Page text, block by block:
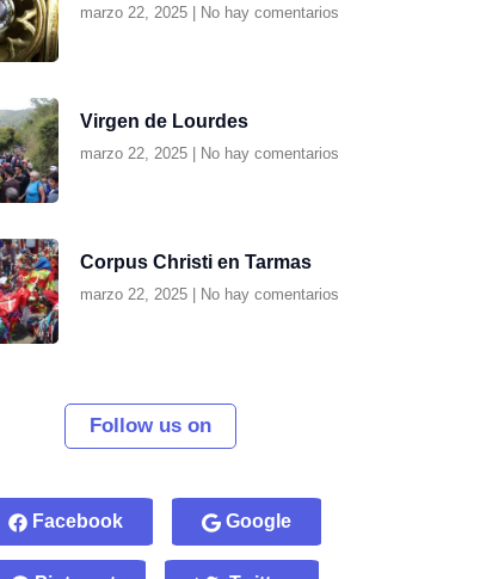
marzo 22, 2025 No hay comentarios
Virgen de Lourdes
marzo 22, 2025 No hay comentarios
Corpus Christi en Tarmas
marzo 22, 2025 No hay comentarios
Follow us on
Facebook Google